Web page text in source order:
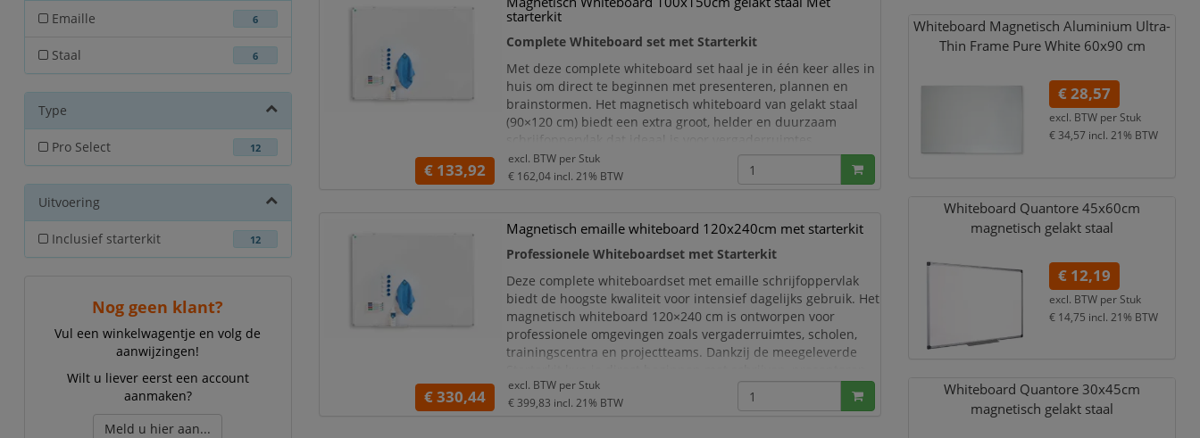
Emaille 6
Staal 6
Type
Pro Select 12
Uitvoering
Inclusief starterkit 12
Nog geen klant?
Vul een winkelwagentje en volg de
aanwijzingen!
Wilt u liever eerst een account
aanmaken?
Meld u hier aan...
starterkit
Complete Whiteboard set met Starterkit
Met deze complete whiteboard set haal je in één keer alles in
huis om direct te beginnen met presenteren, plannen en
brainstormen. Het magnetisch whiteboard van gelakt staal
(90×120 cm) biedt een extra groot, helder en duurzaam
schrijfoppervlak dat ideaal is voor vergaderruimtes,
klaslokalen, kantoren, thuiswerkplekken en trainingsruimtes.
Dankzij de meegeleverde Starterkit kun je meteen aan de
€ 133,92
excl. BTW per Stuk
€ 162,04 incl. 21% BTW
Magnetisch emaille whiteboard 120x240cm met starterkit
Professionele Whiteboardset met Starterkit
Deze complete whiteboardset met emaille schrijfoppervlak
biedt de hoogste kwaliteit voor intensief dagelijks gebruik. Het
magnetisch whiteboard 120×240 cm is ontworpen voor
professionele omgevingen zoals vergaderruimtes, scholen,
trainingscentra en projectteams. Dankzij de meegeleverde
en plannen, ideaal wanneer je in één aankoop volledig ui
€ 330,44
excl. BTW per Stuk
€ 399,83 incl. 21% BTW
Whiteboard Magnetisch Aluminium Ultra-
Thin Frame Pure White 60x90 cm
€ 28,57
excl. BTW per Stuk
€ 34,57 incl. 21% BTW
Whiteboard Quantore 45x60cm
magnetisch gelakt staal
€ 12,19
excl. BTW per Stuk
€ 14,75 incl. 21% BTW
Whiteboard Quantore 30x45cm
magnetisch gelakt staal